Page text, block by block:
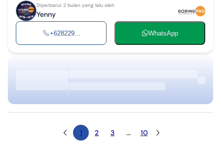
Diperbarui 2 bulan yang lalu oleh
Yenny
+628229... WhatsApp
1 2 3 ... 10